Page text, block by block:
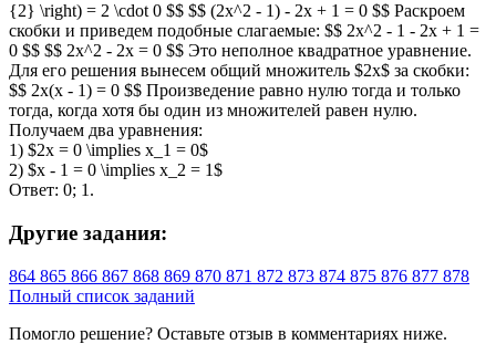
{2} \right) = 2 \cdot 0 $$ $$ (2x^2 - 1) - 2x + 1 = 0 $$ Раскроем
скобки и приведем подобные слагаемые: $$ 2x^2 - 1 - 2x + 1 =
0 $$ $$ 2x^2 - 2x = 0 $$ Это неполное квадратное уравнение.
Для его решения вынесем общий множитель $2x$ за скобки:
$$ 2x(x - 1) = 0 $$ Произведение равно нулю тогда и только
тогда, когда хотя бы один из множителей равен нулю.
Получаем два уравнения:
1) $2x = 0 \implies x_1 = 0$
2) $x - 1 = 0 \implies x_2 = 1$
Ответ: 0; 1.
Другие задания:
864 865 866 867 868 869 870 871 872 873 874 875 876 877 878
Полный список заданий
Помогло решение? Оставьте отзыв в комментариях ниже.